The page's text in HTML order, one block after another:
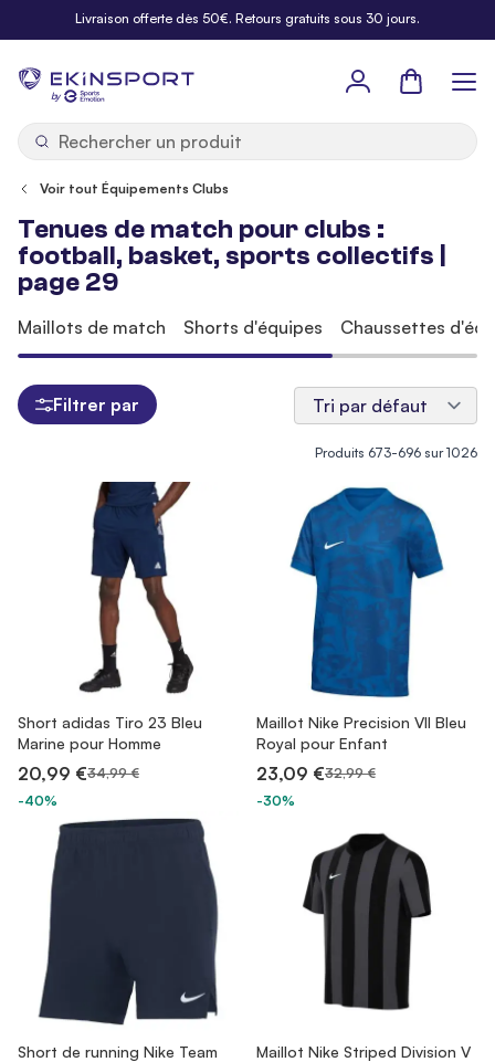
Allez au contenuLivraison offerte dès 50€. Retours gratuits sous 30 jours.
by
Panier
Voir tout Équipements Clubs
Tenues de match pour clubs :
football, basket, sports collectifs |
page 29
Produits 673-696 sur1026
Short adidas Tiro 23 Bleu
Marine pour Homme
20,99 €34,99 €
-40%
Maillot Nike Precision VII Bleu
Royal pour Enfant
23,09 €32,99 €
-30%
Short de running Nike Team
Maillot Nike Striped Division V
Maillots de match Shorts d'équipes Chaussettes
Filtrer par